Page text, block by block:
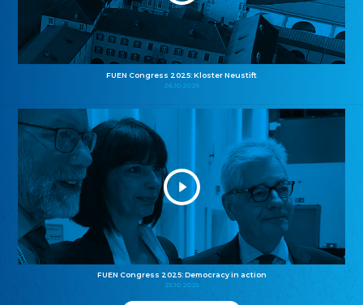
FUEN Congress 2025: Kloster Neustift
26.10.2025
FUEN Congress 2025: Democracy in action
25.10.2025